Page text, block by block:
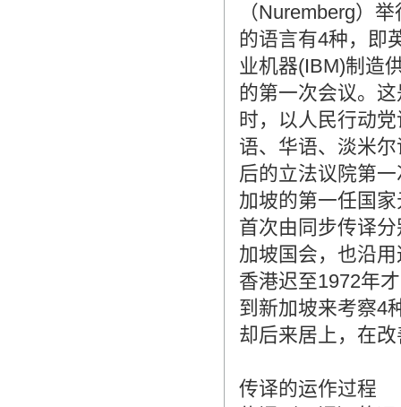
（Nuremberg）
的语言有4种，即
业机器(IBM)制造
的第一次会议。
时，以人民行动
语、华语、淡米
后的立法议院第
加坡的第一任国
首次由同步传译
加坡国会，也沿
香港迟至1972年
到新加坡来考察4
却后来居上，在
传译的运作过程